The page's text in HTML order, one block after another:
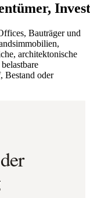
Bauträger und
architektonische
Bestand oder